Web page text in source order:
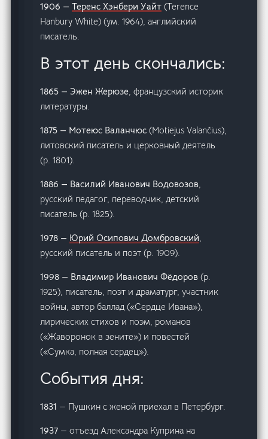
1906 —Теренс Хэнбери Уайт (Terence
Hanbury White) (ум. 1964), английский
писатель.
В этот день скончались:
1865 — Эжен Жерюзе, французский историк
литературы.
1875 — Мотеюс Валанчюс(Motiejus Valančius),
литовский писатель и церковный деятель
(р. 1801).
1886 — Василий Иванович Водовозов,
русский педагог, переводчик, детский
писатель (р. 1825).
1978 — Юрий Осипович Домбровский,
русский писатель и поэт (р. 1909).
1998 — Владимир Иванович Фёдоров(р.
1925), писатель, поэт и драматург, участник
войны, автор баллад («Сердце Ивана»),
лирических стихов и поэм, романов
(«Жаворонок в зените») и повестей
(«Сумка, полная сердец»).
События дня:
1831 — Пушкин с женой приехал в Петербург.
1937 — отъезд Александра Куприна на